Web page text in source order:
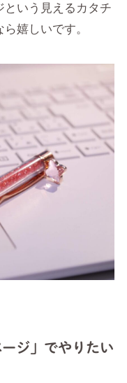
という見えるカタチ
嬉しいです。
ジ」でやりたい